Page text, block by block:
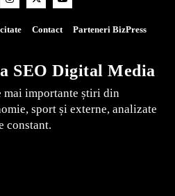
Contact Parteneri BizPress
SEO Digital Media
mai importante știri din
sport și externe, analizate
constant.